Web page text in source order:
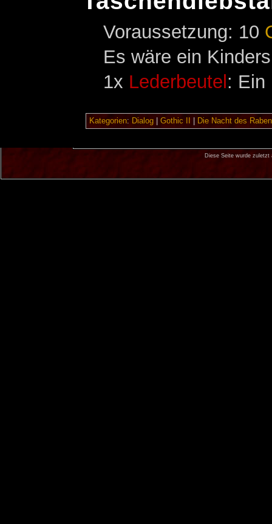
Voraussetzung: 10
Es wäre ein
1x Lederbeutel :
Kategorien: Dialog| Gothic II Die Nacht des Raben
Diese Seite wurde zuletzt